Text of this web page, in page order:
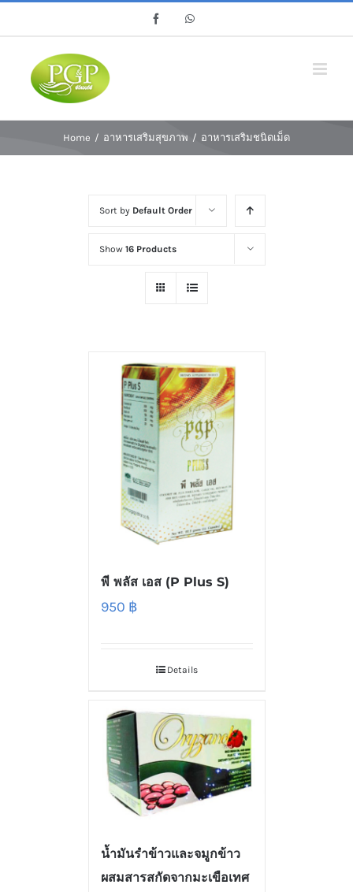
content
FacebookWhatsapp
Home / อาหารเสริมสุขภาพ / อาหารเสริมชนิดเม็ด
Sort by Default Order
Show 16 Products
พี พลัส เอส (P Plus S)
950 ฿
Details
น้ำมันรำข้าวและจมูกข้าว
ผสมสารสกัดจากมะเขือเทศ